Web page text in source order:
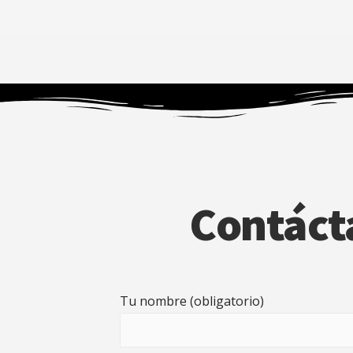
Tu nombre (obligatorio)